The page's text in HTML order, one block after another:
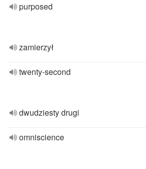
purposed
zamierzył
twenty-second
dwudziesty drugi
omniscience